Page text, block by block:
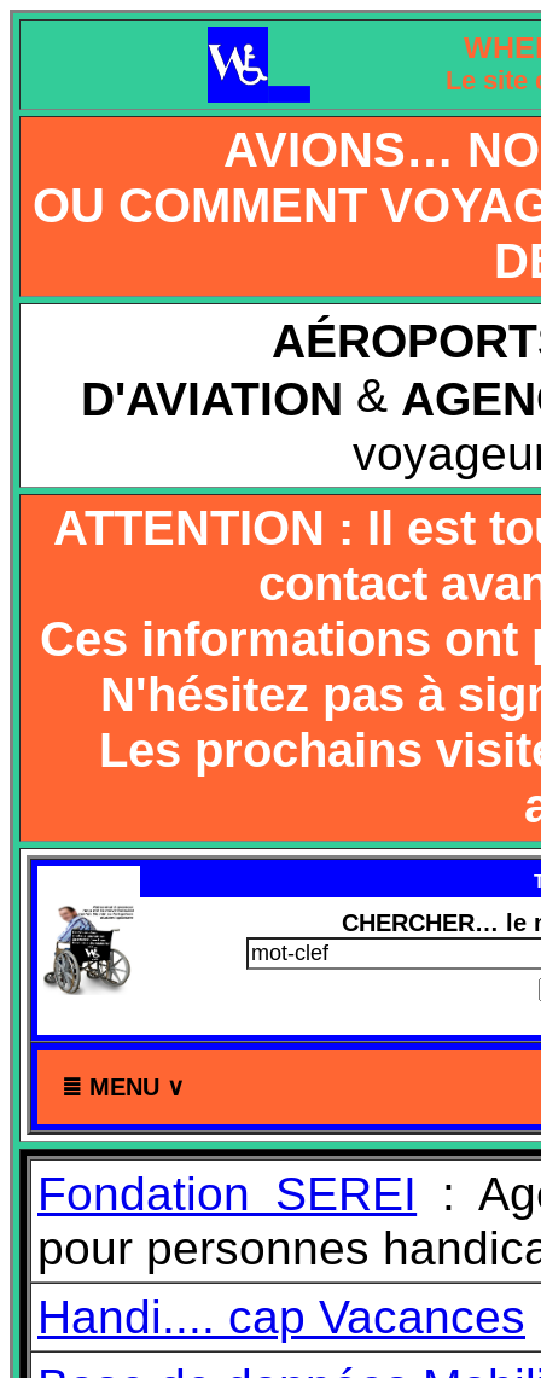
Le site
AVIONS…
OU COMMENT
D'AVIATION &
ATTENTION : Il est
contact
Ces informations ont
N'hésitez pas à
Les prochains
CHERCHER… le
≣ MENU ∨
Fondation SEREI :
pour personnes
Handi.... cap Vacances